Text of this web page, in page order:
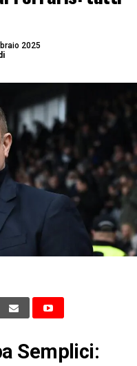
2025
Semplici: